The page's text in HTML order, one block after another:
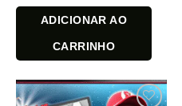
ADICIONAR AO
CARRINHO